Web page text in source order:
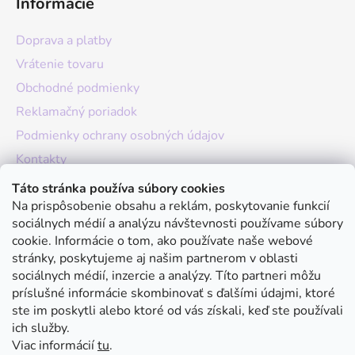
Táto stránka používa súbory cookies
Na prispôsobenie obsahu a reklám, poskytovanie funkcií
sociálnych médií a analýzu návštevnosti používame súbory
cookie. Informácie o tom, ako používate naše webové
stránky, poskytujeme aj našim partnerom v oblasti
sociálnych médií, inzercie a analýzy. Títo partneri môžu
príslušné informácie skombinovať s ďalšími údajmi, ktoré
ste im poskytli alebo ktoré od vás získali, keď ste používali
ich služby.
Viac informáciítu.
Doprava a platby
Vrátenie tovaru
Obchodné podmienky
Reklamačný poriadok
Podmienky ochrany osobných údajov
Kontakty
O nás
Hodnotenie obchodu
Moja objednávka
Instagram